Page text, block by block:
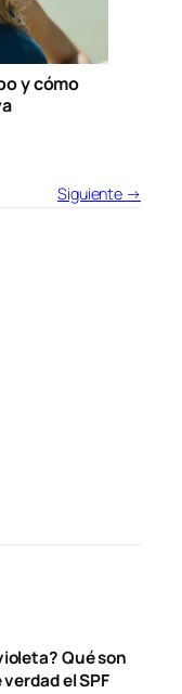
y cómo
Siguiente →
Qué son
el SPF